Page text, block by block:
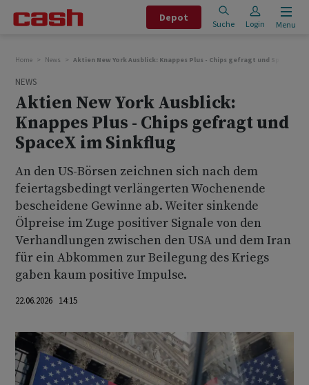
Depot
Suche Login Menu
Home News Aktien New York Ausblick: Knappes Plus - Chips gefragt und SpaceX im
NEWS
Aktien New York Ausblick:
Knappes Plus - Chips gefragt und
SpaceX im Sinkflug
An den US-Börsen zeichnen sich nach dem
feiertagsbedingt verlängerten Wochenende
bescheidene Gewinne ab. Weiter sinkende
Ölpreise im Zuge positiver Signale von den
Verhandlungen zwischen den USA und dem Iran
für ein Abkommen zur Beilegung des Kriegs
gaben kaum positive Impulse.
22.06.2026 14:15